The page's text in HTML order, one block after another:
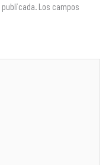
Los campos